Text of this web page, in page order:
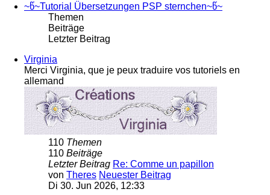
~წ~Tutorial Übersetzungen PSP sternchen~წ~
Themen
Beiträge
Letzter Beitrag
Virginia
Merci Virginia, que je peux traduire vos tutoriels en
allemand
110 Themen
110 Beiträge
Letzter Beitrag Re: Comme un papillon
von Theres Neuester Beitrag
Di 30. Jun 2026, 12:33